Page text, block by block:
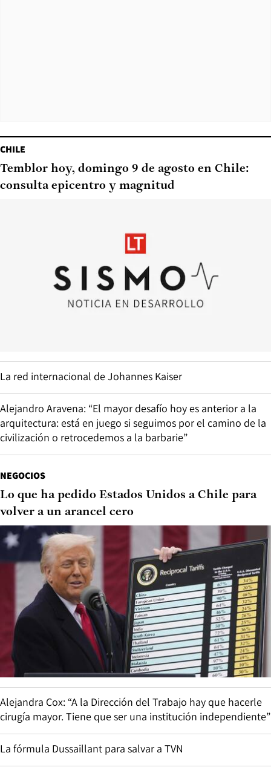
CHILE
Temblor hoy, domingo 9 de agosto en Chile:
consulta epicentro y magnitud
La red internacional de Johannes Kaiser
Alejandro Aravena: “El mayor desafío hoy es anterior a la
arquitectura: está en juego si seguimos por el camino de la
civilización o retrocedemos a la barbarie”
NEGOCIOS
Lo que ha pedido Estados Unidos a Chile para
volver a un arancel cero
Alejandra Cox: “A la Dirección del Trabajo hay que hacerle
cirugía mayor. Tiene que ser una institución independiente”
La fórmula Dussaillant para salvar a TVN